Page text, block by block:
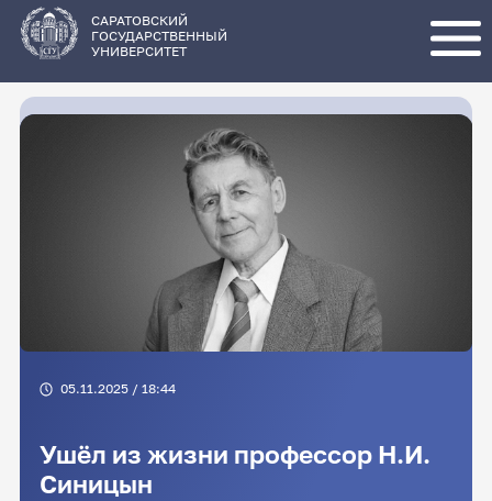
основному
содержанию
САРАТОВСКИЙ
ГОСУДАРСТВЕННЫЙ
УНИВЕРСИТЕТ
05.11.2025 / 18:44
Ушёл из жизни профессор Н.И.
Синицын